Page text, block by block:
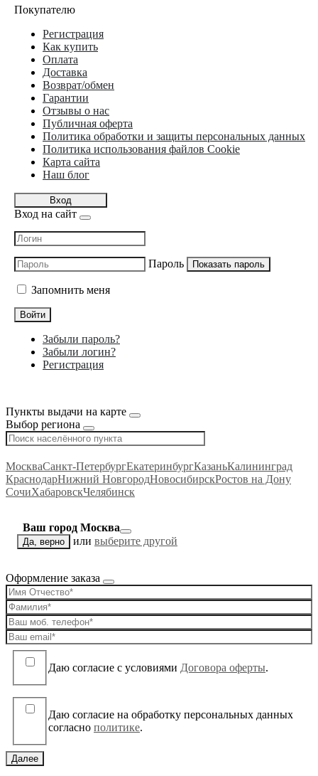
Покупателю
Регистрация
Как купить
Оплата
Доставка
Возврат/обмен
Гарантии
Отзывы о нас
Публичная оферта
Политика обработки и защиты персональных данных
Политика использования файлов Cookie
Карта сайта
Наш блог
Вход
Вход на сайт
Пароль Показать пароль
Запомнить меня
Войти
Забыли пароль?
Забыли логин?
Регистрация
Пункты выдачи на карте
Выбор региона
МоскваСанкт-ПетербургЕкатеринбургКазаньКалининград
КраснодарНижний НовгородНовосибирскРостов на Дону
СочиХабаровскЧелябинск
Ваш город Москва
Да, верно или выберите другой
Оформление заказа
Даю согласие c условиями Договора оферты.
Даю согласие на обработку персональных данных
согласно политике.
Далее